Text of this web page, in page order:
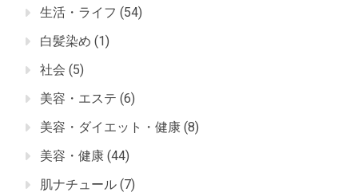
生活・ライフ (54)
白髪染め (1)
社会 (5)
美容・エステ (6)
美容・ダイエット・健康 (8)
美容・健康 (44)
肌ナチュール (7)